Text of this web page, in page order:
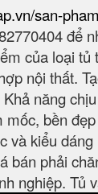
san-
để
của loại tủ
nội thất.
năng
bền
và kiểu
bán phải
nghiệp. Tủ